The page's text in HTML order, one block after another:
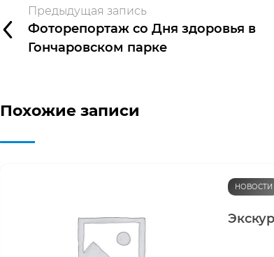
Предыдущая запись
Фоторепортаж со Дня здоровья в
Гончаровском парке
Похожие записи
НОВОСТИ